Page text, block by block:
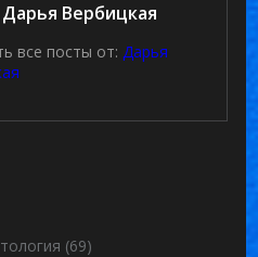
Дарья Вербицкая
все посты от: Дарья
(69)